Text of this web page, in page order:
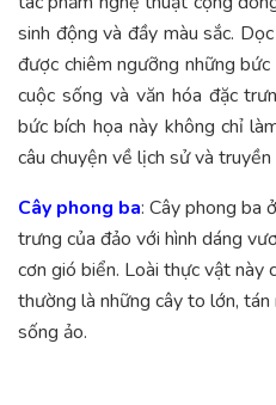
sinh động và đầy màu sắc.
được chiêm ngưỡng những
cuộc sống và văn hóa đặc
bức bích họa này không chỉ
câu chuyện về lịch sử và
Cây phong ba: Cây phong ba
trưng của đảo với hình dáng
cơn gió biển. Loài thực vật này
thường là những cây to lớn,
sống ảo.